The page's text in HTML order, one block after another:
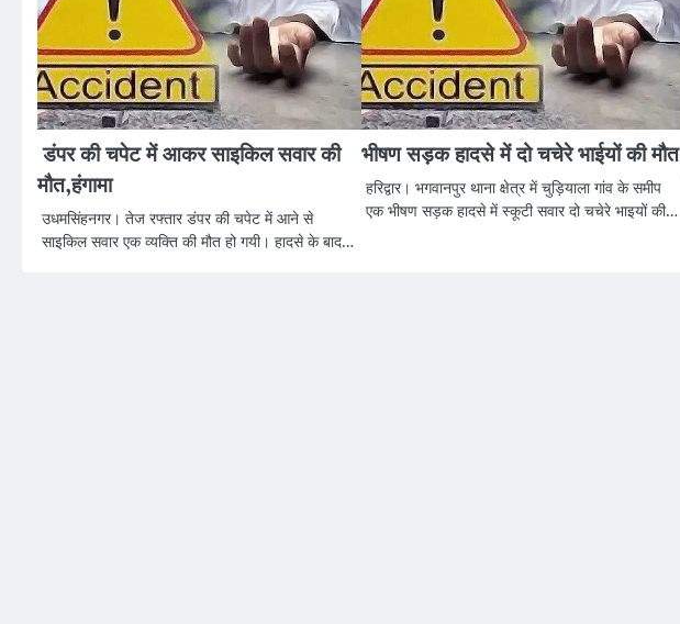
डंपर की चपेट में आकर साइकिल सवार की
मौत,हंगामा
उधमसिंहनगर। तेज रफ्तार डंपर की चपेट में आने से
साइकिल सवार एक व्यक्ति की मौत हो गयी। हादसे के बाद…
भीषण सड़क हादसे में दो चचेरे भाईयों की मौत
हरिद्वार। भगवानपुर थाना क्षेत्र में चुड़ियाला गांव के समीप
एक भीषण सड़क हादसे में स्कूटी सवार दो चचेरे भाइयों की…